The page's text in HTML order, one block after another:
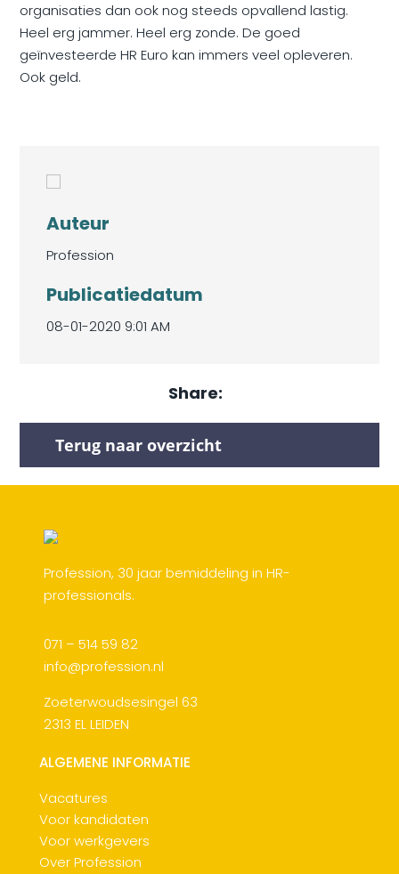
organisaties dan ook nog steeds opvallend lastig.
Heel erg jammer. Heel erg zonde. De goed
geïnvesteerde HR Euro kan immers veel opleveren.
Ook geld.
Auteur
Profession
Publicatiedatum
08-01-2020 9:01 AM
Share:
Terug naar overzicht
Profession, 30 jaar bemiddeling in HR-
professionals.
071 – 514 59 82
info@profession.nl
Zoeterwoudsesingel 63
2313 EL LEIDEN
ALGEMENE INFORMATIE
Vacatures
Voor kandidaten
Voor werkgevers
Over Profession